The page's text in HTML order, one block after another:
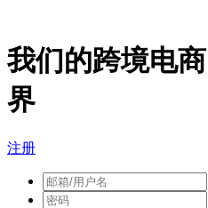
我们的跨境电
界
注册